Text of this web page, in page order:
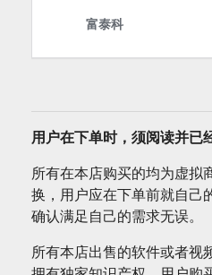
用户在下单时，须阅读并已
所有在本店购买的均为虚拟
换，用户应在下单前就自己
确认满足自己的需求无误。
所有本店出售的软件或者视